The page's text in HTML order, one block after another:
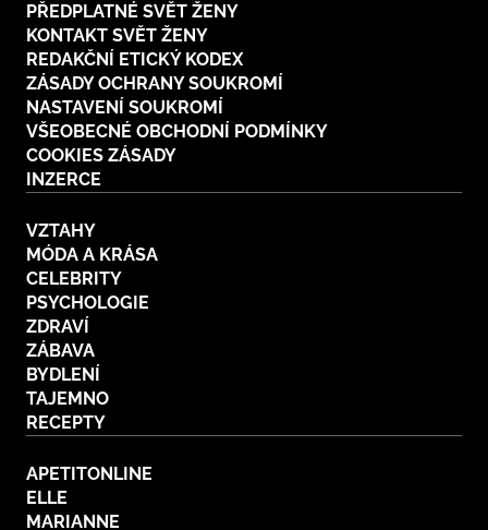
PŘEDPLATNÉ SVĚT ŽENY
KONTAKT SVĚT ŽENY
REDAKČNÍ ETICKÝ KODEX
ZÁSADY OCHRANY SOUKROMÍ
NASTAVENÍ SOUKROMÍ
VŠEOBECNÉ OBCHODNÍ PODMÍNKY
COOKIES ZÁSADY
INZERCE
VZTAHY
MÓDA A KRÁSA
CELEBRITY
PSYCHOLOGIE
ZDRAVÍ
ZÁBAVA
BYDLENÍ
TAJEMNO
RECEPTY
APETITONLINE
ELLE
MARIANNE